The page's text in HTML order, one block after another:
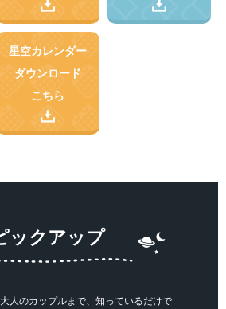
星空カレンダー
ダウンロード
こちら
ックアップ
人のカップルまで、知っているだけで